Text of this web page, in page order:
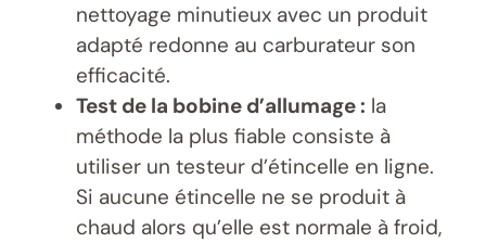
nettoyage minutieux avec un produit
adapté redonne au carburateur son
efficacité.
Test de la bobine d’allumage : la
méthode la plus fiable consiste à
utiliser un testeur d’étincelle en ligne.
Si aucune étincelle ne se produit à
chaud alors qu’elle est normale à froid,